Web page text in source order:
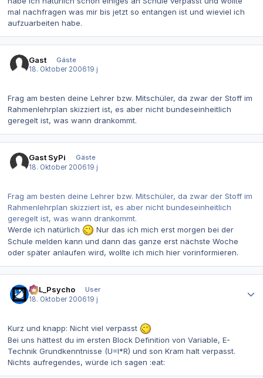
mal nachfragen was mir bis jetzt so entangen ist und wieviel ich
aufzuarbeiten habe.
Gast
Gäste
18. Oktober 200619 j
Frag am besten deine Lehrer bzw. Mitschüler, da zwar der Stoff im
Rahmenlehrplan skizziert ist, es aber nicht bundeseinheitlich
geregelt ist, was wann drankommt.
Gast SyPi
Gäste
18. Oktober 200619 j
Frag am besten deine Lehrer bzw. Mitschüler, da zwar der Stoff im
Rahmenlehrplan skizziert ist, es aber nicht bundeseinheitlich
geregelt ist, was wann drankommt.
Werde ich natürlich
Nur das ich mich erst morgen bei der
Schule melden kann und dann das ganze erst nächste Woche
oder später anlaufen wird, wollte ich mich hier vorinformieren.
SoL_Psycho
User
18. Oktober 200619 j
Kurz und knapp: Nicht viel verpasst
Bei uns hättest du im ersten Block Definition von Variable, E-
Technik Grundkenntnisse (U=I*R) und son Kram halt verpasst.
Nichts aufregendes, würde ich sagen :eat: